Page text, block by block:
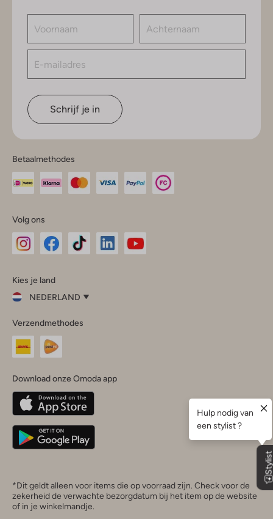
Schrijf je in
Betaalmethodes
Volg ons
InstagramFacebook
Kies je land
NEDERLAND
je
land
Nederland
Belgique(Français)
Deutschland
Verzendmethodes
Download onze Omoda app
*Dit geldt alleen voor items die op voorraad zijn. Check voor de
zekerheid de verwachte bezorgdatum bij het item op de website
of in je winkelmandje.